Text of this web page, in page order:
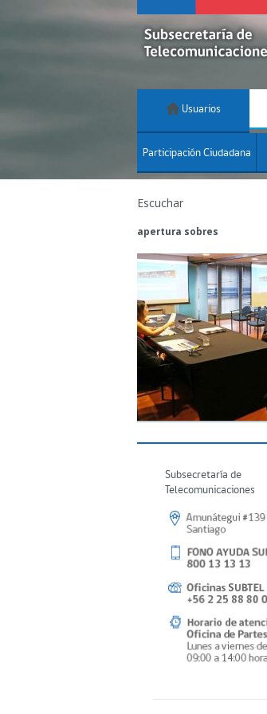
Usuarios
Participación Ciudadana
Escuchar
apertura sobres
Subsecretaría de
Telecomunicaciones